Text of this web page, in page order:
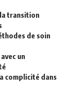
transition
de soin
un
complicité dans